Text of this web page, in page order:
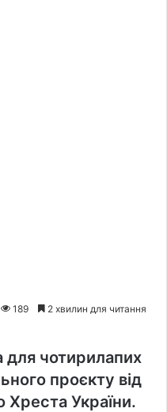
189 2 хвилин для читання
для чотирилапих
проєкту від
Хреста України.